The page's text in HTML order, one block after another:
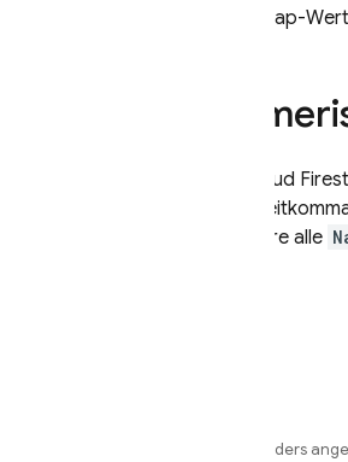
Map-
Cloud
Der
Firestore alle
Sofern nicht anders